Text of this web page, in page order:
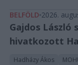
BELFÖLD 2026.
Gajdos
hivatkozott
Hadházy Ákos